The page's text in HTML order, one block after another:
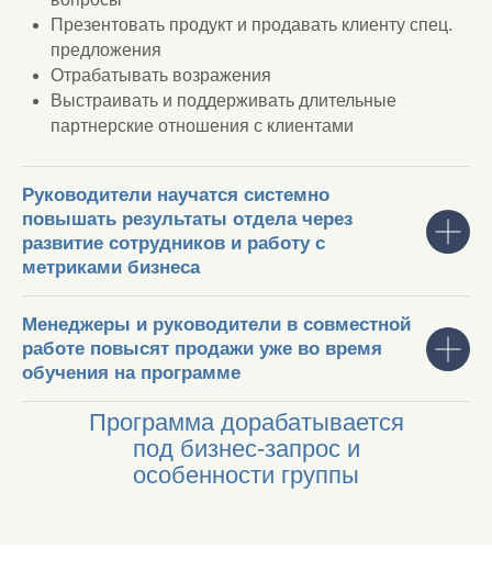
Презентовать продукт и продавать клиенту спец.
предложения
Отрабатывать возражения
Выстраивать и поддерживать длительные
партнерские отношения с клиентами
Руководители научатся системно
повышать результаты отдела через
развитие сотрудников и работу с
метриками бизнеса
Менеджеры и руководители в совместной
работе повысят продажи уже во время
обучения на программе
Программа дорабатывается
под бизнес-запрос и
особенности группы